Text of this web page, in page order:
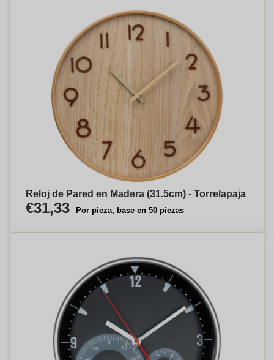
Reloj de Pared en Madera (31.5cm) - Torrelapaja
€31,33 Por pieza, base en 50 piezas